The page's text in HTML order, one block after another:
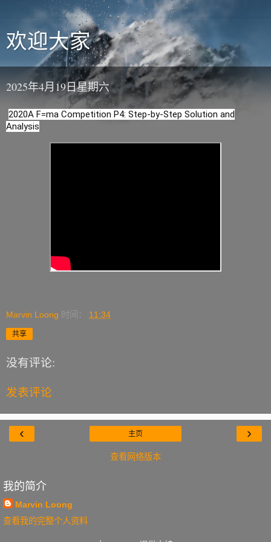
欢迎大家
2025年4月19日星期六
2020A F=ma Competition P4: Step-by-Step Solution and
Analysis
Marvin Loong 时间： 11:34
共享
没有评论:
发表评论
‹ ›
主页
查看网络版本
我的简介
Marvin Loong
查看我的完整个人资料